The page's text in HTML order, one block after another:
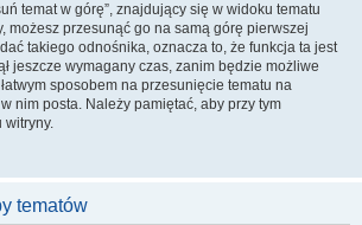
temat w górę”, znajdujący się w widoku tematu
możesz przesunąć go na samą górę pierwszej
takiego odnośnika, oznacza to, że funkcja ta jest
jeszcze wymagany czas, zanim będzie możliwe
sposobem na przesunięcie tematu na
nim posta. Należy pamiętać, aby przy tym
witryny.
tematów